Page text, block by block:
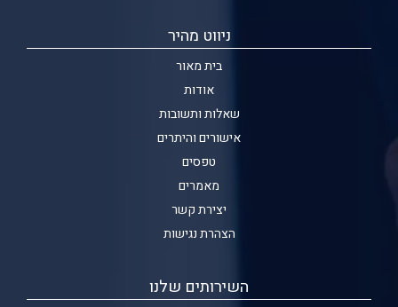
ניווט מהיר
בית מאור
אודות
שאלות ותשובות
אישורים והיתרים
טפסים
מאמרים
יצירת קשר
הצהרת נגישות
השירותים שלנו